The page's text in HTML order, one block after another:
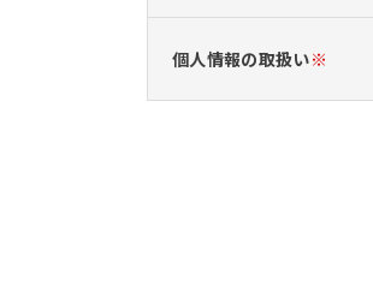
個人情報の取扱い※